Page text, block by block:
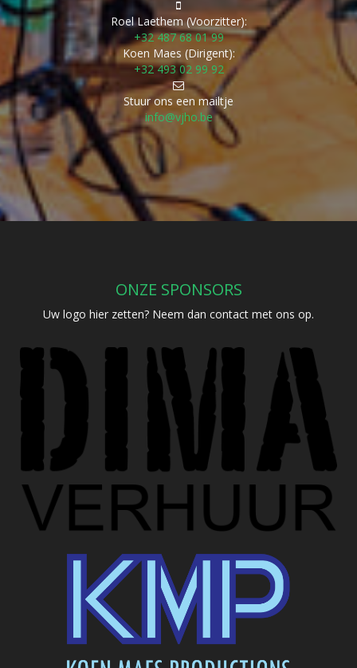
Roel Laethem (Voorzitter):
+32 487 68 01 99
Koen Maes (Dirigent):
+32 493 02 99 92
Stuur ons een mailtje
info@vjho.be
ONZE SPONSORS
Uw logo hier zetten? Neem dan contact met ons op.